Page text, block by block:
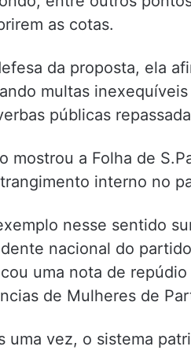
as cotas.
da proposta, ela
multas
públicas
mostrou a Folha de
interno no
nesse sentido
nacional do
uma nota de
de Mulheres de
uma vez, o sistema